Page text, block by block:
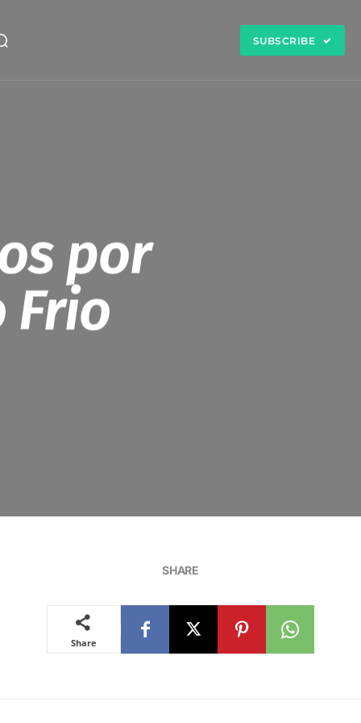
SUBSCRIBE
por
Frio
SHARE
Share